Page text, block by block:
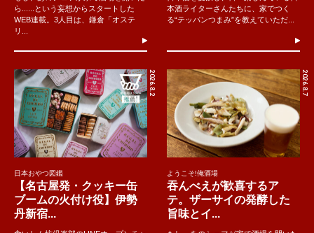
ら......という妄想からスタートした
WEB連載。3人目は、鎌倉「オステ
リ...
本酒ライターさんたちに、家でつく
る“テッパンつまみ”を教えていただ...
2026.8.2
日本おやつ図鑑
【名古屋発・クッキー缶
ブームの火付け役】伊勢
丹新宿...
2026.8.7
ようこそ!俺酒場
吞んべえが歓喜するア
テ。ザーサイの発酵した
旨味とイ...